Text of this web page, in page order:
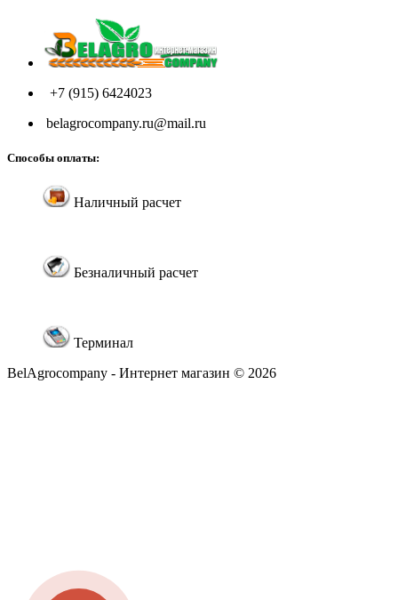
+7 (915) 6424023
belagrocompany.ru@mail.ru
Способы оплаты:
Наличный расчет
Безналичный расчет
Терминал
BelAgrocompany - Интернет магазин © 2026